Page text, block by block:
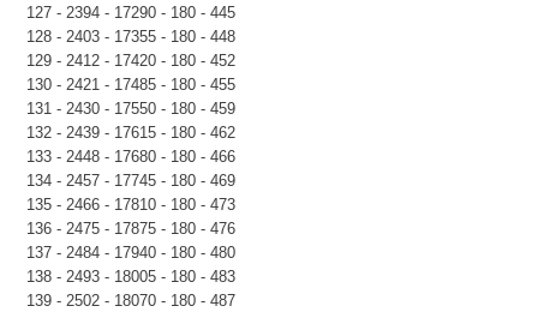
127 - 2394 - 17290 - 180 - 445
128 - 2403 - 17355 - 180 - 448
129 - 2412 - 17420 - 180 - 452
130 - 2421 - 17485 - 180 - 455
131 - 2430 - 17550 - 180 - 459
132 - 2439 - 17615 - 180 - 462
133 - 2448 - 17680 - 180 - 466
134 - 2457 - 17745 - 180 - 469
135 - 2466 - 17810 - 180 - 473
136 - 2475 - 17875 - 180 - 476
137 - 2484 - 17940 - 180 - 480
138 - 2493 - 18005 - 180 - 483
139 - 2502 - 18070 - 180 - 487